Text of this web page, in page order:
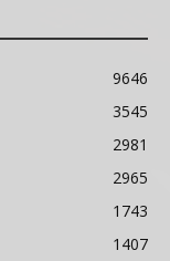
9646
3545
2981
2965
1743
1407